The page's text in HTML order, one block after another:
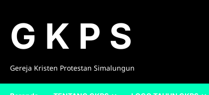
contentG K P S
Gereja Kristen Protestan Simalungun